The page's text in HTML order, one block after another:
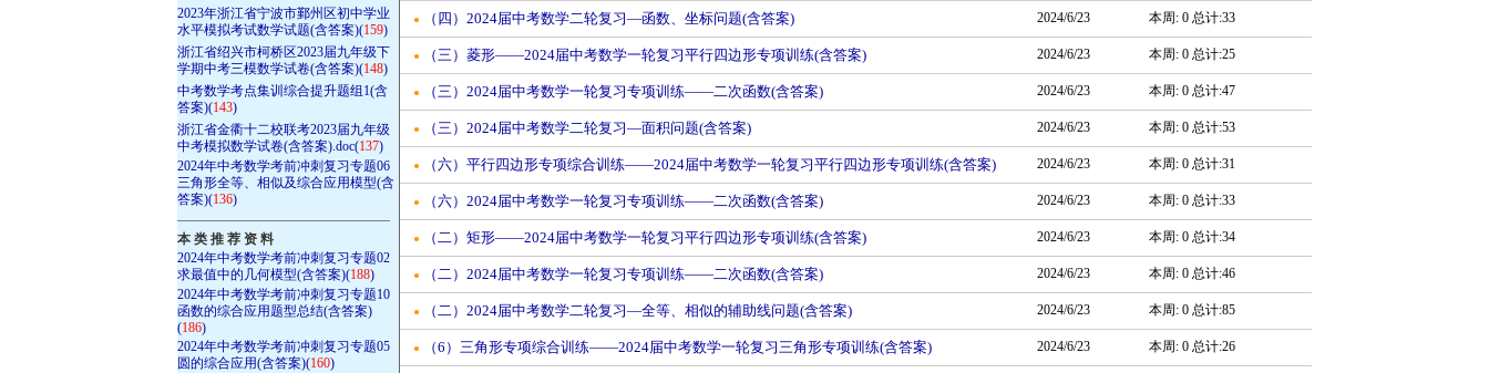
2023年浙江省宁波市鄞州区初中学业
水平模拟考试数学试题(含答案)(159)
浙江省绍兴市柯桥区2023届九年级下
学期中考三模数学试卷(含答案)(148)
中考数学考点集训综合提升题组1(含
答案)(143)
浙江省金衢十二校联考2023届九年级
中考模拟数学试卷(含答案).doc(137)
2024年中考数学考前冲刺复习专题06
三角形全等、相似及综合应用模型(含
答案)(136)
————————————————
本 类 推 荐 资 料
2024年中考数学考前冲刺复习专题02
求最值中的几何模型(含答案)(188)
2024年中考数学考前冲刺复习专题10
函数的综合应用题型总结(含答案)
(186)
2024年中考数学考前冲刺复习专题05
圆的综合应用(含答案)(160)
● （四）2024届中考数学二轮复习—函数、坐标问题(含答案) 2024/6/23 本周: 0 总计:33
● （三）菱形——2024届中考数学一轮复习平行四边形专项训练(含答案) 2024/6/23 本周: 0 总计:25
● （三）2024届中考数学一轮复习专项训练——二次函数(含答案) 2024/6/23 本周: 0 总计:47
● （三）2024届中考数学二轮复习—面积问题(含答案) 2024/6/23 本周: 0 总计:53
● （六）平行四边形专项综合训练——2024届中考数学一轮复习平行四边形专项训练(含答案) 2024/6/23 本周: 0 总计:31
● （六）2024届中考数学一轮复习专项训练——二次函数(含答案) 2024/6/23 本周: 0 总计:33
● （二）矩形——2024届中考数学一轮复习平行四边形专项训练(含答案) 2024/6/23 本周: 0 总计:34
● （二）2024届中考数学一轮复习专项训练——二次函数(含答案) 2024/6/23 本周: 0 总计:46
● （二）2024届中考数学二轮复习—全等、相似的辅助线问题(含答案) 2024/6/23 本周: 0 总计:85
● （6）三角形专项综合训练——2024届中考数学一轮复习三角形专项训练(含答案) 2024/6/23 本周: 0 总计:26